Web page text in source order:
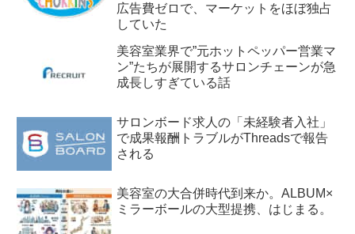
広告費ゼロで、マーケットをほぼ独占
していた
美容室業界で”元ホットペッパー営業マ
ン”たちが展開するサロンチェーンが急
成長しすぎている話
サロンボード求人の「未経験者入社」
で成果報酬トラブルがThreadsで報告
される
美容室の大合併時代到来か。ALBUM×
ミラーボールの大型提携、はじまる。